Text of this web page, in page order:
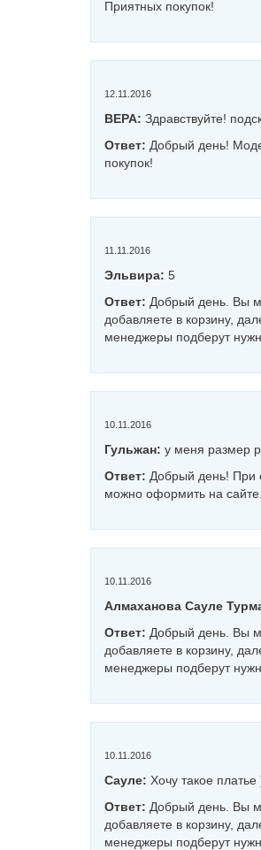
Приятных покупок!
12.11.2016
ВЕРА: Здравствуйте!
Ответ: Добрый день!
покупок!
11.11.2016
Эльвира: 5
Ответ: Добрый день. Вы
добавляете в корзину,
менеджеры подберут
10.11.2016
Гульжан: у меня размер
Ответ: Добрый день! При
можно оформить на
10.11.2016
Алмаханова Сауле
Ответ: Добрый день. Вы
добавляете в корзину,
менеджеры подберут
10.11.2016
Сауле: Хочу такое
Ответ: Добрый день. Вы
добавляете в корзину,
менеджеры подберут